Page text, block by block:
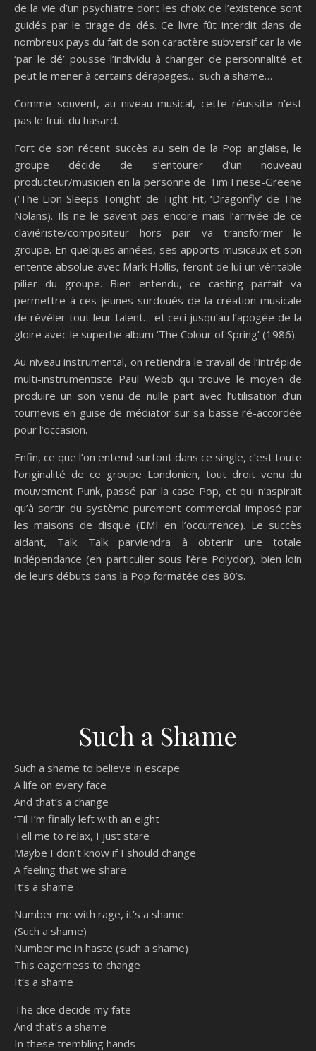
de la vie d’un psychiatre dont les choix de l’existence sont
guidés par le tirage de dés. Ce livre fût interdit dans de
nombreux pays du fait de son caractère subversif car la vie
‘par le dé’ pousse l’individu à changer de personnalité et
peut le mener à certains dérapages… such a shame…
Comme souvent, au niveau musical, cette réussite n’est
pas le fruit du hasard.
Fort de son récent succès au sein de la Pop anglaise, le
groupe décide de s’entourer d’un nouveau
producteur/musicien en la personne de Tim Friese-Greene
(‘The Lion Sleeps Tonight’ de Tight Fit, ‘Dragonfly’ de The
Nolans). Ils ne le savent pas encore mais l’arrivée de ce
claviériste/compositeur hors pair va transformer le
groupe. En quelques années, ses apports musicaux et son
entente absolue avec Mark Hollis, feront de lui un véritable
pilier du groupe. Bien entendu, ce casting parfait va
permettre à ces jeunes surdoués de la création musicale
de révéler tout leur talent… et ceci jusqu’au l’apogée de la
gloire avec le superbe album ‘The Colour of Spring’ (1986).
Au niveau instrumental, on retiendra le travail de l’intrépide
multi-instrumentiste Paul Webb qui trouve le moyen de
produire un son venu de nulle part avec l’utilisation d’un
tournevis en guise de médiator sur sa basse ré-accordée
pour l’occasion.
Enfin, ce que l’on entend surtout dans ce single, c’est toute
l’originalité de ce groupe Londonien, tout droit venu du
mouvement Punk, passé par la case Pop, et qui n’aspirait
qu’à sortir du système purement commercial imposé par
les maisons de disque (EMI en l’occurrence). Le succès
aidant, Talk Talk parviendra à obtenir une totale
indépendance (en particulier sous l’ère Polydor), bien loin
de leurs débuts dans la Pop formatée des 80’s.
Such a Shame
Such a shame to believe in escape
A life on every face
And that’s a change
‘Til I’m finally left with an eight
Tell me to relax, I just stare
Maybe I don’t know if I should change
A feeling that we share
It’s a shame
Number me with rage, it’s a shame
(Such a shame)
Number me in haste (such a shame)
This eagerness to change
It’s a shame
The dice decide my fate
And that’s a shame
In these trembling hands